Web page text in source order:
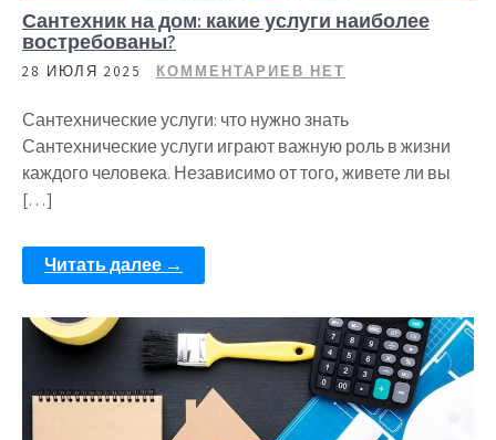
Сантехник на дом: какие услуги наиболее
востребованы?
28 ИЮЛЯ 2025 КОММЕНТАРИЕВ НЕТ
Сантехнические услуги: что нужно знать
Сантехнические услуги играют важную роль в жизни
каждого человека. Независимо от того, живете ли вы
[…]
Читать далее →